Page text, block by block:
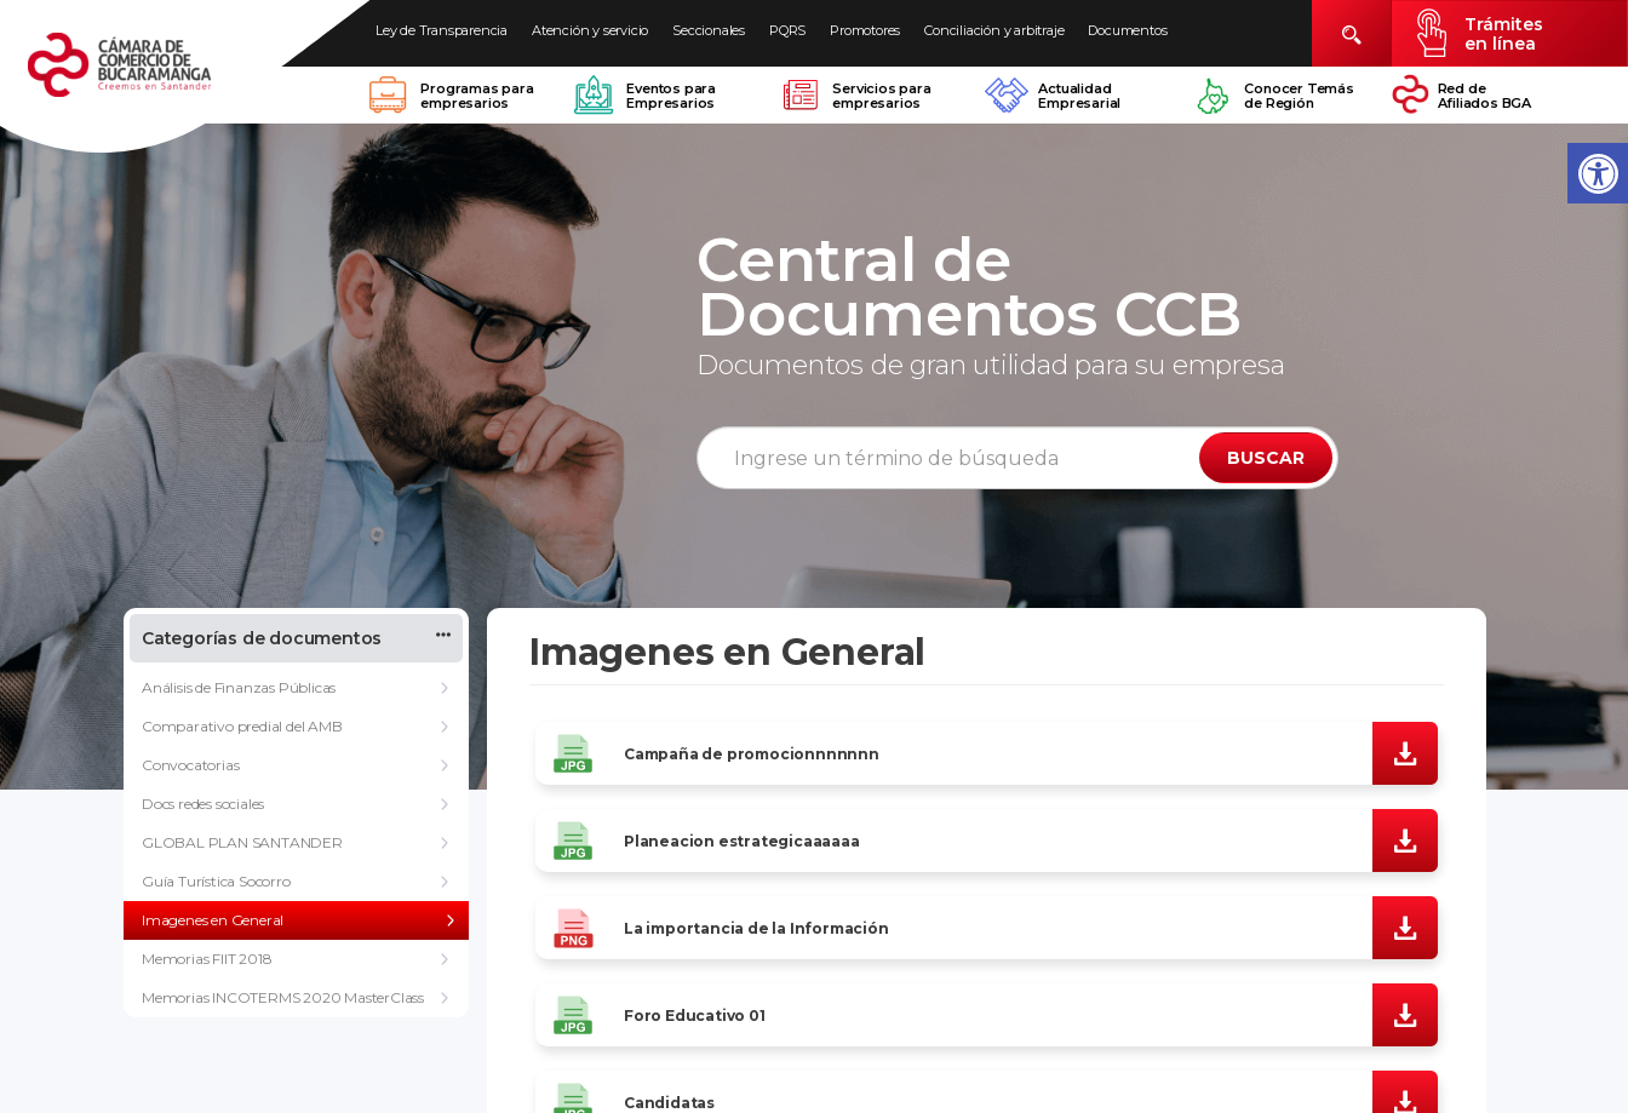
Ley de Transparencia Atención y servicio Seccionales PQRS Promotores Conciliación y arbitraje Documentos
Trámites
en línea
Programas para
empresarios
Eventos para
Empresarios
Servicios para
empresarios
Actualidad
Empresarial
Conocer Temás
de Región
Red de
Afiliados BGA
Central de
Documentos CCB
Documentos de gran utilidad para su empresa
BUSCAR
Categorías de documentos
Análisis de Finanzas Públicas
Comparativo predial del AMB
Convocatorias
Docs redes sociales
GLOBAL PLAN SANTANDER
Guía Turística Socorro
Imagenes en General
Memorias FIIT 2018
Memorias INCOTERMS 2020 MasterClass
Imagenes en General
Campaña de promocionnnnnnn
Planeacion estrategicaaaaaa
La importancia de la Información
Foro Educativo 01
Candidatas